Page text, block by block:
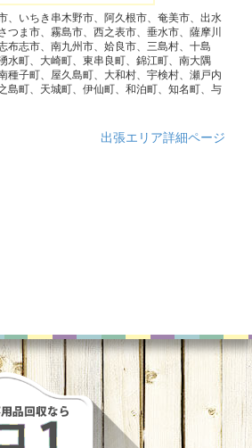
、いちき串木野市、阿久根市、奄美市、出水
つま市、霧島市、西之表市、垂水市、薩摩川
布志市、南九州市、姶良市、三島村、十島
水町、大崎町、東串良町、錦江町、南大隅
種子町、屋久島町、大和村、宇検村、瀬戸内
島町、天城町、伊仙町、和泊町、知名町、与
出張エリア詳細ページ